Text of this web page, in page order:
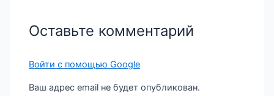
Оставьте комментарий
Войти с помощью Google
Ваш адрес email не будет опубликован.